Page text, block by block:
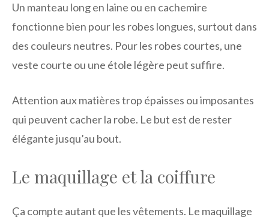
Un manteau long en laine ou en cachemire
fonctionne bien pour les robes longues, surtout dans
des couleurs neutres. Pour les robes courtes, une
veste courte ou une étole légère peut suffire.
Attention aux matières trop épaisses ou imposantes
qui peuvent cacher la robe. Le but est de rester
élégante jusqu’au bout.
Le maquillage et la coiffure
Ça compte autant que les vêtements. Le maquillage